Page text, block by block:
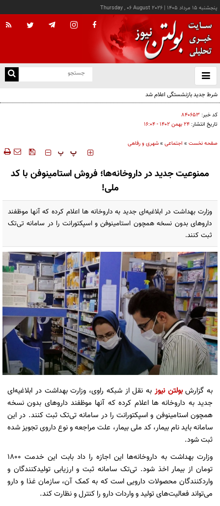
پنجشنبه ۱۵ مرداد ۱۴۰۵ |
Thursday , 06 August 2026
باز
و
شرط جدید بازنشستگی اعلام شد
کد خبر: ۸۴۰۶۵۳
تاریخ انتشار: ۲۴ بهمن ۱۴۰۲ - ۱۶:۰۴
صفحه نخست » اجتماعی »شهری و رفاهی
‍‍‍ پ پ
ممنوعیت جدید در داروخانه‌ها؛ فروش استامینوفن با کد
ملی!
وزارت بهداشت در ابلاغیه‌ای جدید به داروخانه ها اعلام کرده که آنها موظفند
داروهای بدون نسخه همچون استامینوفن و اسپکتورانت را در سامانه تی‌تک
ثبت کنند.
به گزارشبولتن نیوز به نقل از شبکه راوی، وزارت بهداشت در ابلاغیه‌ای
جدید به داروخانه ها اعلام کرده که آنها موظفند داروهای بدون نسخه
همچون استامینوفن و اسپکتورانت را در سامانه تی‌تک ثبت کنند. در این
سامانه باید نام بیمار، کد ملی بیمار، علت مراجعه و نوع داروی تجویز شده
ثبت شود.
وزارت بهداشت به داروخانه‌ها این اجازه را داد بابت این خدمت ۱۸۰۰
تومان از بیمار اخذ شود. تی‌تک سامانه ثبت و ارزیابی تولیدکنندگان و
واردکنندگان محصولات دارویی است که به کمک آن، سازمان غذا و دارو
می‌تواند فعالیت‌های تولید و واردات دارو را کنترل و نظارت کند.